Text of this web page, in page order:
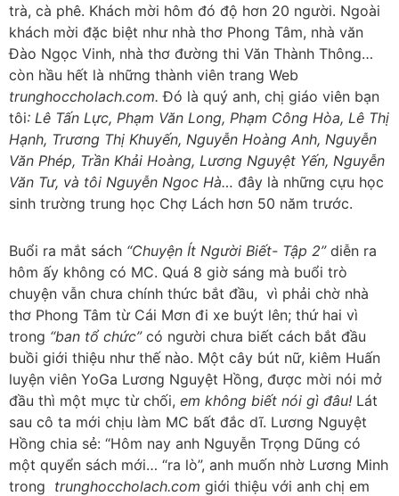
trà, cà phê. Khách mời hôm đó độ hơn 20 người. Ngoài
khách mời đặc biệt như nhà thơ Phong Tâm, nhà văn
Đào Ngọc Vinh, nhà thơ đường thi Văn Thành Thông…
còn hầu hết là những thành viên trang Web
trunghoccholach.com. Đó là quý anh, chị giáo viên bạn
tôi: Lê Tấn Lực, Phạm Văn Long, Phạm Công Hòa, Lê Thị
Hạnh, Trương Thị Khuyến, Nguyễn Hoàng Anh, Nguyễn
Văn Phép, Trần Khải Hoàng, Lương Nguyệt Yến, Nguyễn
Văn Tư, và tôi Nguyễn Ngoc Hà… đây là những cựu học
sinh trường trung học Chợ Lách hơn 50 năm trước.
Buổi ra mắt sách “Chuyện Ít Người Biết- Tập 2” diễn ra
hôm ấy không có MC. Quá 8 giờ sáng mà buổi trò
chuyện vẫn chưa chính thức bắt đầu, vì phải chờ nhà
thơ Phong Tâm từ Cái Mơn đi xe buýt lên; thứ hai vì
trong “ban tổ chức”có người chưa biết cách bắt đầu
buồi giới thiệu như thế nào. Một cây bút nữ, kiêm Huấn
luyện viên YoGa Lương Nguyệt Hồng, được mời nói mở
đầu thì một mực từ chối, em không biết nói gì đâu! Lát
sau cô ta mới chịu làm MC bất đắc dĩ. Lương Nguyệt
Hồng chia sẻ: “Hôm nay anh Nguyễn Trọng Dũng có
một quyển sách mới… “ra lò”, anh muốn nhờ Lương Minh
trong trunghoccholach.com giới thiệu với anh chị em